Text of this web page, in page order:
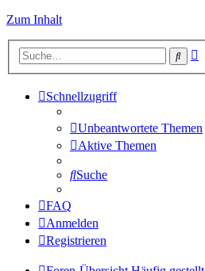
Zum Inhalt
Suche
Schnellzugriff
Unbeantwortete Themen
Aktive Themen
Suche
FAQ
Anmelden
Registrieren